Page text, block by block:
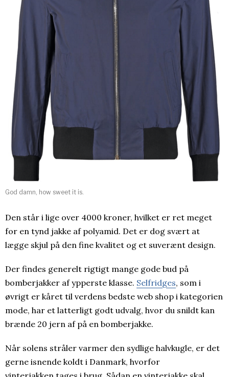
God damn, how sweet it is.
Den står i lige over 4000 kroner, hvilket er ret meget
for en tynd jakke af polyamid. Det er dog svært at
lægge skjul på den fine kvalitet og et suverænt design.
Der findes generelt rigtigt mange gode bud på
bomberjakker af ypperste klasse. Selfridges, som i
øvrigt er kåret til verdens bedste web shop i kategorien
mode, har et latterligt godt udvalg, hvor du snildt kan
brænde 20 jern af på en bomberjakke.
Når solens stråler varmer den sydlige halvkugle, er det
gerne isnende koldt i Danmark, hvorfor